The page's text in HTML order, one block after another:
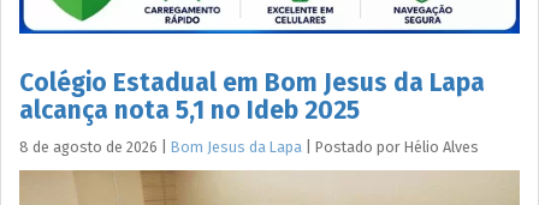
Colégio Estadual em Bom Jesus da Lapa
alcança nota 5,1 no Ideb 2025
8 de agosto de 2026 Bom Jesus da Lapa Postado por Hélio Alves